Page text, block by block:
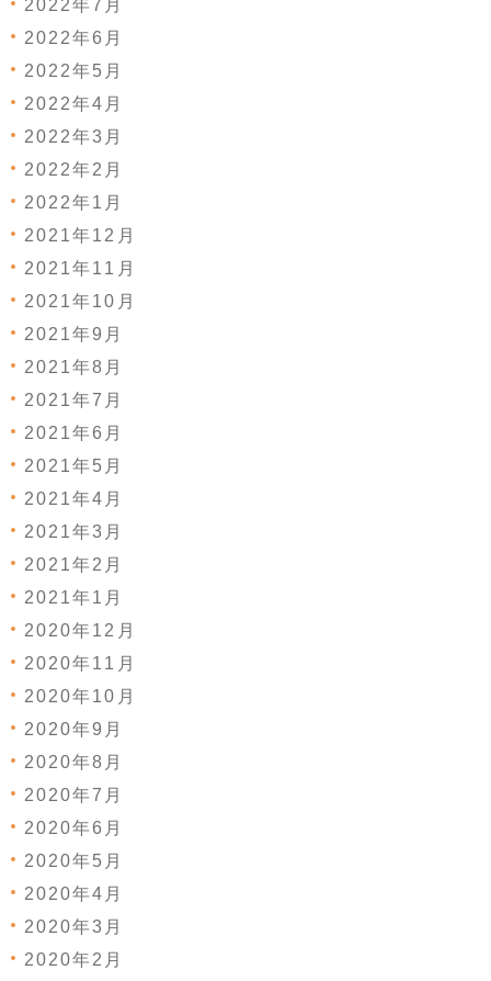
2022年7月
2022年6月
2022年5月
2022年4月
2022年3月
2022年2月
2022年1月
2021年12月
2021年11月
2021年10月
2021年9月
2021年8月
2021年7月
2021年6月
2021年5月
2021年4月
2021年3月
2021年2月
2021年1月
2020年12月
2020年11月
2020年10月
2020年9月
2020年8月
2020年7月
2020年6月
2020年5月
2020年4月
2020年3月
2020年2月